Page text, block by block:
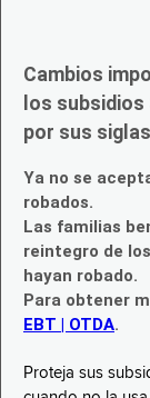
Cambios
los subsidios
por sus
Ya no se
robados.
Las familias
reintegro de
hayan robado.
Para obtener
EBT | OTDA.
Proteja sus